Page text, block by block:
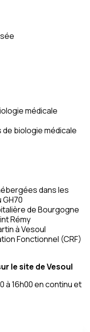
médicale
biologie médicale
dans les
de Bourgogne
Rémy
à Vesoul
Fonctionnel (CRF)
le site de Vesoul
à 16h00 en continu et